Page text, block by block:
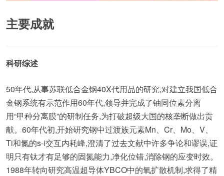
主要成就
科研综述
50年代,从事苏联低合金钢40X代用品的研究,对建立我国低合
金钢系统有示范作用60年代,领导并完成了铀同位素分离
用“甲种分离膜”的研制任务,为打破超级大国的核垄断做出贡
献。60年代初,开始研究钢中过渡族元素Mn、Cr、Mo、V、
Ti和氮的s-i交互内耗峰,澄清了过去文献中许多争论和谬误,证
明只有钛才有足够的固氮能力,净化位错,消除钢的应变时效。
1988年转向研究高温超导体YBCO中的氧扩散机制,求得了精